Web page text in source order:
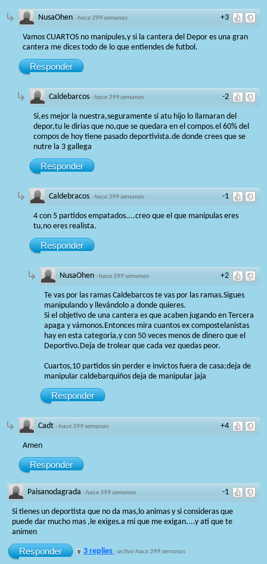
+3
NusaOhen ·hace 399 semanas
Vamos CUARTOS no manipules,y si la cantera del Depor es una gran
cantera me dices todo de lo que entiendes de futbol.
Responder
-2
Caldebarcos ·hace 399 semanas
Si,es mejor la nuestra,seguramente si atu hijo lo llamaran del
depor,tu le dirias que no,que se quedara en el compos.el 60% del
compos de hoy tiene pasado deportivista.de donde crees que se
nutre la 3 gallega
Responder
-1
Caldebracos ·hace 399 semanas
4 con 5 partidos empatados....creo que el que manipulas eres
tu,no eres realista.
Responder
+2
NusaOhen ·hace 399 semanas
Te vas por las ramas Caldebarcos te vas por las ramas.Sigues
manipulando y llevándolo a donde quieres.
Si el objetivo de una cantera es que acaben jugando en Tercera
apaga y vámonos.Entonces mira cuantos ex compostelanistas
hay en esta categoria,y con 50 veces menos de dinero que el
Deportivo.Deja de trolear que cada vez quedas peor.
Cuartos,10 partidos sin perder e invictos fuera de casa;deja de
manipular caldebarquiños deja de manipular jaja
Responder
+4
Cadt ·hace 399 semanas
Amen
Responder
-1
Paisanodagrada ·hace 399 semanas
Si tienes un deportista que no da mas,lo animas y si consideras que
puede dar mucho mas ,le exiges.a mi que me exigan....y ati que te
animen
Responder 3 replies ·activo hace 399 semanas